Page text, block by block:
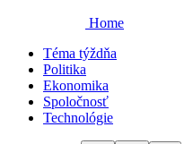
Home
Téma týždňa
Politika
Ekonomika
Spoločnosť
Technológie